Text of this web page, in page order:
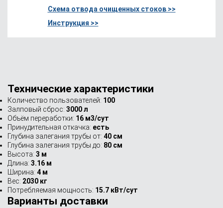
Схема отвода очищенных стоков >>
Инструкция >>
Технические характеристики
Количество пользователей: 100
Залповый сброс: 3000 л
Объём переработки: 16 м3/сут
Принудительная откачка: есть
Глубина залегания трубы от: 40 см
Глубина залегания трубы до: 80 см
Высота: 3 м
Длина: 3.16 м
Ширина: 4 м
Вес: 2030 кг
Потребляемая мощность: 15.7 кВт/сут
Варианты доставки